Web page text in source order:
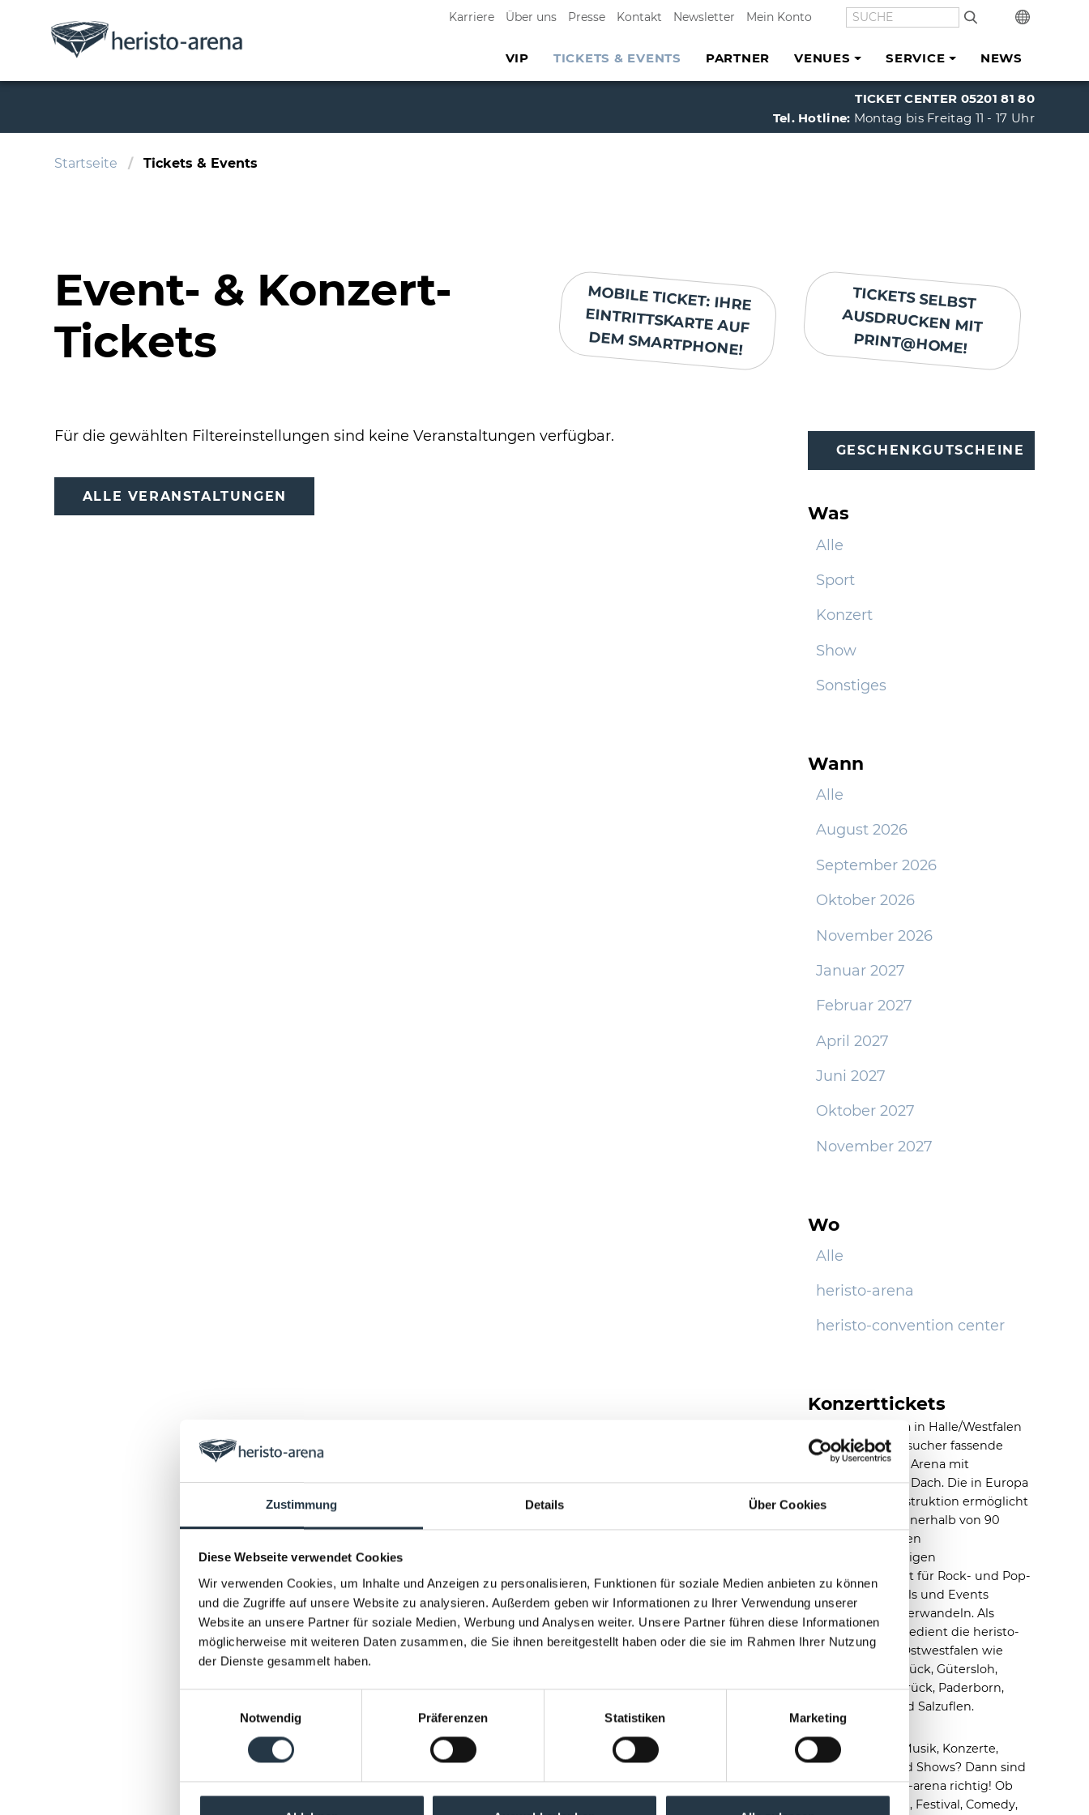
Zustimmung Details Über Cookies
Diese Webseite verwendet Cookies
Wir verwenden Cookies, um Inhalte und Anzeigen zu personalisieren, Funktionen für soziale Medien anbieten zu können
und die Zugriffe auf unsere Website zu analysieren. Außerdem geben wir Informationen zu Ihrer Verwendung unserer
Website an unsere Partner für soziale Medien, Werbung und Analysen weiter. Unsere Partner führen diese Informationen
möglicherweise mit weiteren Daten zusammen, die Sie ihnen bereitgestellt haben oder die sie im Rahmen Ihrer Nutzung
der Dienste gesammelt haben.
Notwendig
Präferenzen Statistiken Marketing
Karriere Über uns Presse Kontakt Newsletter Mein Konto SUCHE
VIP TICKETS & EVENTS PARTNER VENUES SERVICE NEWS
TICKET CENTER 05201 81 80
Tel. Hotline: Montag bis Freitag 11 - 17 Uhr
Startseite Tickets & Events
TICKETS SELBST
AUSDRUCKEN MIT
PRINT@HOME!
MOBILE TICKET: IHRE
EINTRITTSKARTE AUF
DEM SMARTPHONE!
Event- & Konzert-
Tickets
Für die gewählten Filtereinstellungen sind keine Veranstaltungen verfügbar.
ALLE VERANSTALTUNGEN
GESCHENKGUTSCHEINE
Was
Alle
Sport
Konzert
Show
Sonstiges
Wann
Alle
August 2026
September 2026
Oktober 2026
November 2026
Januar 2027
Februar 2027
April 2027
Juni 2027
Oktober 2027
November 2027
Wo
Alle
heristo-arena
heristo-convention center
Konzerttickets
Die heristo-arena in Halle/Westfalen
ist eine 11.500 Besucher fassende
multifunktionale Arena mit
verschließbarem Dach. Die in Europa
einzigartige Konstruktion ermöglicht
es, das Stadion innerhalb von 90
Sekunden in einen
wetterunabhängigen
Veranstaltungsort für Rock- und Pop-
Konzerte, Festivals und Events
jeglicher Art zu verwandeln. Als
Event-Location bedient die heristo-
arena Städte in Ostwestfalen wie
Bielefeld, Osnabrück, Gütersloh,
Rheda-Wiedenbrück, Paderborn,
Detmold und Bad Salzuflen.
Sie lieben gute Musik, Konzerte,
Sport-Events und Shows? Dann sind
Sie in der heristo-arena richtig! Ob
Schlager, Musical, Festival, Comedy,